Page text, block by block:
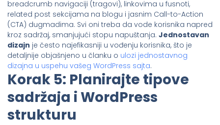
breadcrumb navigaciji (tragovi), linkovima u fusnoti,
related post sekcijama na blogu i jasnim Call-to-Action
(CTA) dugmadima. Svi oni treba da vode korisnika napred
kroz sadržaj, smanjujući stopu napuštanja. Jednostavan
dizajn je često najefikasniji u vođenju korisnika, što je
detaljnije objašnjeno u članku o ulozi jednostavnog
dizajna u uspehu vašeg WordPress sajta.
Korak 5: Planirajte tipove
sadržaja i WordPress
strukturu